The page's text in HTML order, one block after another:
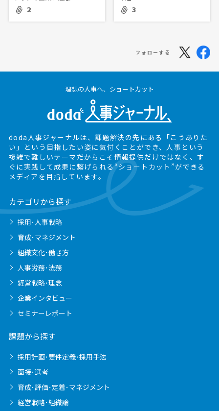
2 3
フォローする
理想の人事へ、ショートカット
doda人事ジャーナルは、課題解決の先にある
「こうありた
い」という目指したい姿に気付くことができ、 人事という
複雑で難しいテーマだからこそ情報提供だけではなく、 す
ぐに実践して成果に繋げられる“ショートカット”ができる
メディアを目指しています。
カテゴリから探す
採用･人事戦略
育成･マネジメント
組織文化･働き方
人事労務･法務
経営戦略･理念
企業インタビュー
セミナーレポート
課題から探す
採用計画･要件定義･採用手法
面接･選考
育成･評価･定着･マネジメント
経営戦略･組織論